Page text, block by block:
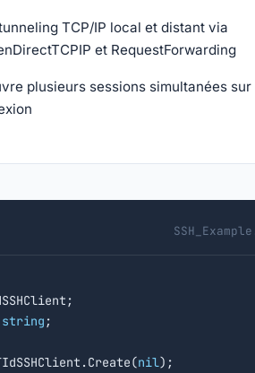
TCP/IP local et distant via
et RequestForwarding
plusieurs sessions simultanées sur
string
nil);